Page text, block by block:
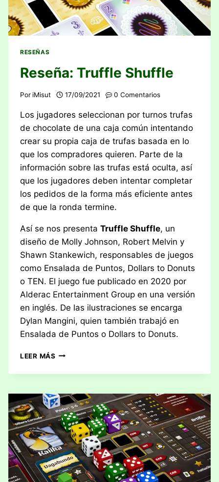
RESEÑAS
Reseña: Truffle Shuffle
Por iMisut 17/09/2021 0 Comentarios
Los jugadores seleccionan por turnos trufas
de chocolate de una caja común intentando
crear su propia caja de trufas basada en lo
que los compradores quieren. Parte de la
información sobre las trufas está oculta, así
que los jugadores deben intentar completar
los pedidos de la forma más eficiente antes
de que la ronda termine.
Así se nos presentaTruffle Shuffle, un
diseño de Molly Johnson, Robert Melvin y
Shawn Stankewich, responsables de juegos
como Ensalada de Puntos, Dollars to Donuts
o TEN. El juego fue publicado en 2020 por
Alderac Entertainment Group en una versión
en inglés. De las ilustraciones se encarga
Dylan Mangini, quien también trabajó en
Ensalada de Puntos o Dollars to Donuts.
LEER MÁS RESEÑA:
SHUFFLE